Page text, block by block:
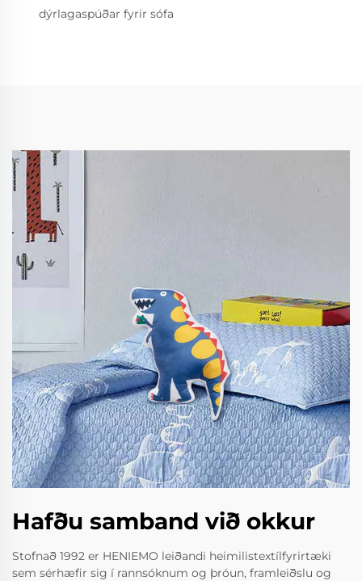
dýrlagaspúðar fyrir sófa
Hafðu samband við okkur
Stofnað 1992 er HENIEMO leiðandi heimilistextílfyrirtæki
sem sérhæfir sig í rannsóknum og þróun, framleiðslu og